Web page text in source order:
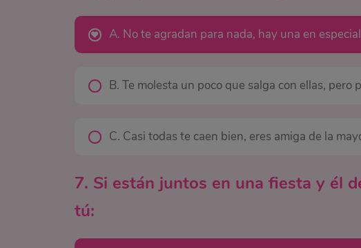
A. No te agradan para nada, hay una en
B. Te molesta un poco que salga con ellas, pero
C. Casi todas te caen bien, eres amiga de la
7. Si están juntos en una fiesta y él
tú: